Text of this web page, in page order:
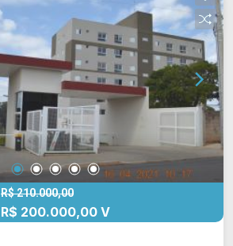
R$ 210.000,00
R$ 200.000,00 V